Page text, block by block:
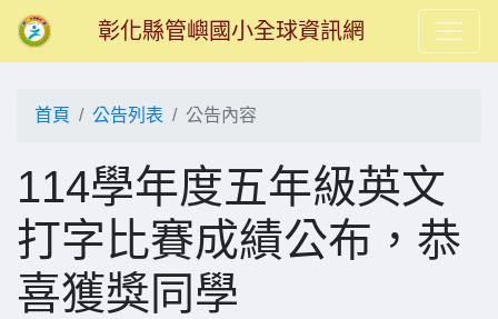
彰化縣管嶼國小全球資訊網
首頁 公告列表 公告內容
114學年度五年級英文
打字比賽成績公布，恭
喜獲獎同學